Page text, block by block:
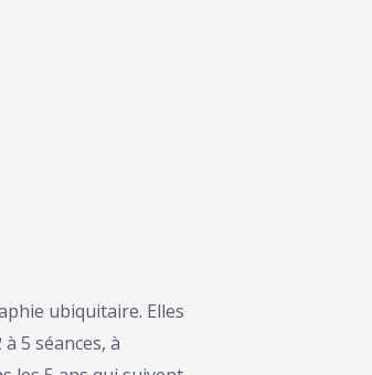
ubiquitaire. Elles
5 séances, à